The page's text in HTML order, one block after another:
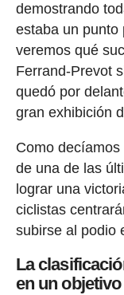
demostrando
estaba un punto
veremos qué
Ferrand-Prevot
quedó por
gran exhibición
Como
de una de las
lograr una
ciclistas
subirse al podio
La
en un